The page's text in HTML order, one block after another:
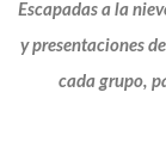
Escapadas a la
y presentaciones
cada grupo,